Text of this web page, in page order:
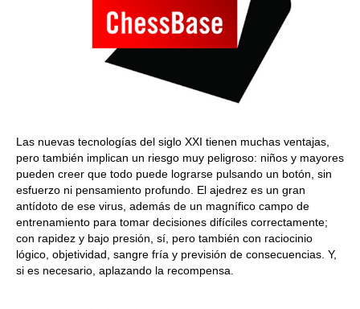
Las nuevas tecnologías del siglo XXI tienen muchas ventajas,
pero también implican un riesgo muy peligroso: niños y mayores
pueden creer que todo puede lograrse pulsando un botón, sin
esfuerzo ni pensamiento profundo. El ajedrez es un gran
antídoto de ese virus, además de un magnífico campo de
entrenamiento para tomar decisiones difíciles correctamente;
con rapidez y bajo presión, sí, pero también con raciocinio
lógico, objetividad, sangre fría y previsión de consecuencias. Y,
si es necesario, aplazando la recompensa.